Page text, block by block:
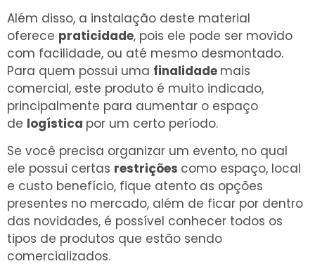
Além disso, a instalação deste material
oferece praticidade, pois ele pode ser movido
com facilidade, ou até mesmo desmontado.
Para quem possui uma finalidade mais
comercial, este produto é muito indicado,
principalmente para aumentar o espaço
de logística por um certo período.
Se você precisa organizar um evento, no qual
ele possui certas restrições como espaço, local
e custo benefício, fique atento as opções
presentes no mercado, além de ficar por dentro
das novidades, é possível conhecer todos os
tipos de produtos que estão sendo
comercializados.